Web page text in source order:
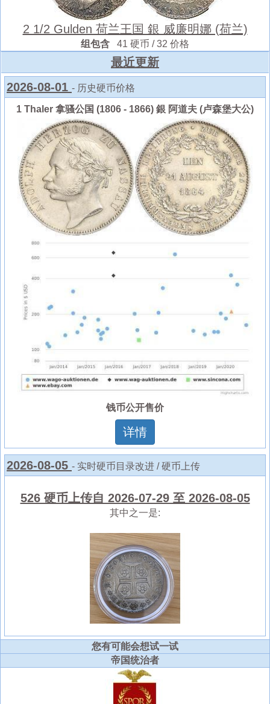
2 1/2 Gulden 荷兰王国 銀 威廉明娜 (荷兰)
组包含 41 硬币 / 32 价格
最近更新
2026-08-01 - 历史硬币价格
1 Thaler 拿骚公国 (1806 - 1866) 銀 阿道夫 (卢森堡大公)
钱币公开售价
详情
2026-08-05 - 实时硬币目录改进 / 硬币上传
526 硬币上传自 2026-07-29 至 2026-08-05
其中之一是:
您有可能会想试一试
帝国统治者